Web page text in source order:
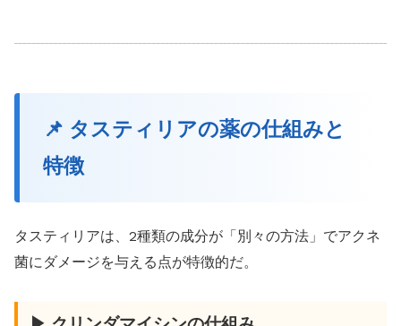
📌 タスティリアの薬の仕組みと
特徴
タスティリアは、2種類の成分が「別々の方法」でアクネ
菌にダメージを与える点が特徴的だ。